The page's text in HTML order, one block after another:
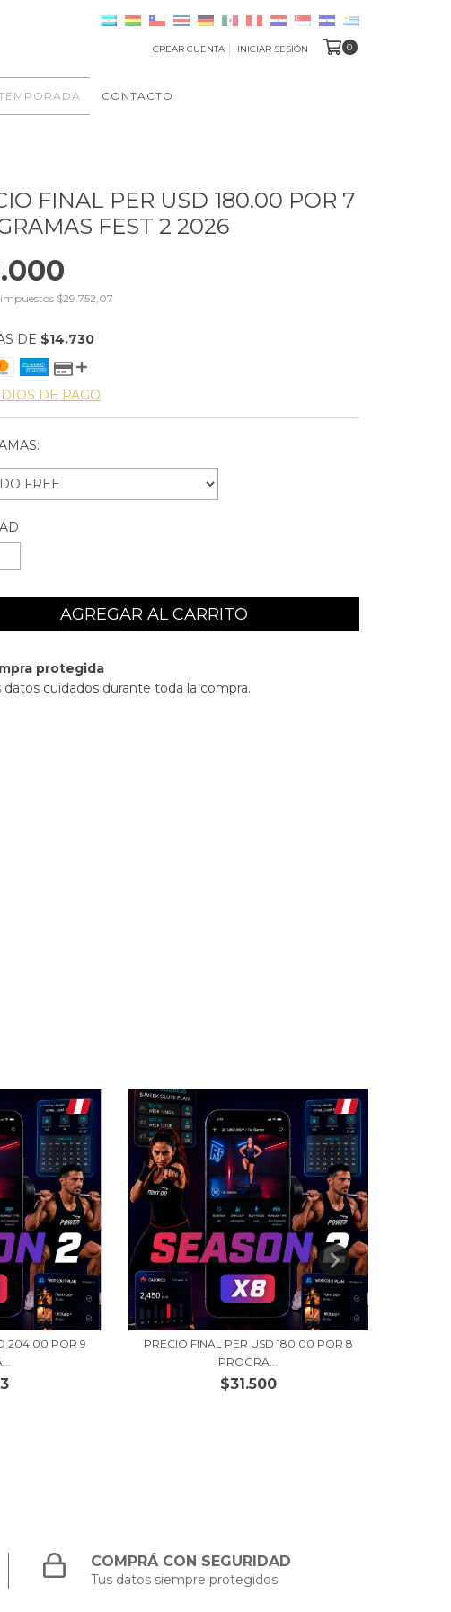
CREAR CUENTA INICIAR SESIÓN 0
CONTACTO
FINAL PER USD 180.00 POR 7
FEST 2 2026
$29.752,07
DE $14.730
DE PAGO
protegida
datos cuidados durante toda la compra.
204.00 POR 9
PRECIO FINAL PER USD 180.00 POR 8
PROGRA...
$31.500
COMPRÁ CON SEGURIDAD
Tus datos siempre protegidos